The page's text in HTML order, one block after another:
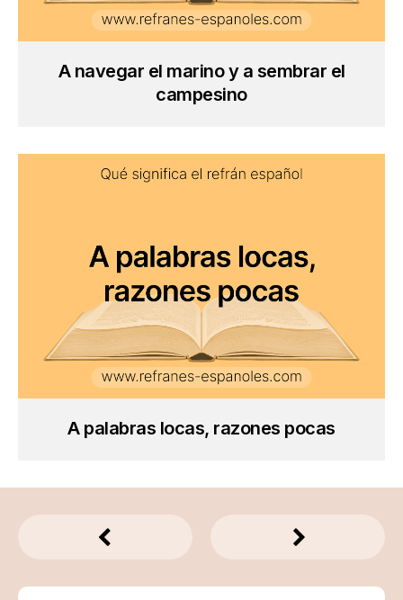
A navegar el marino y a sembrar el
campesino
A palabras locas, razones pocas